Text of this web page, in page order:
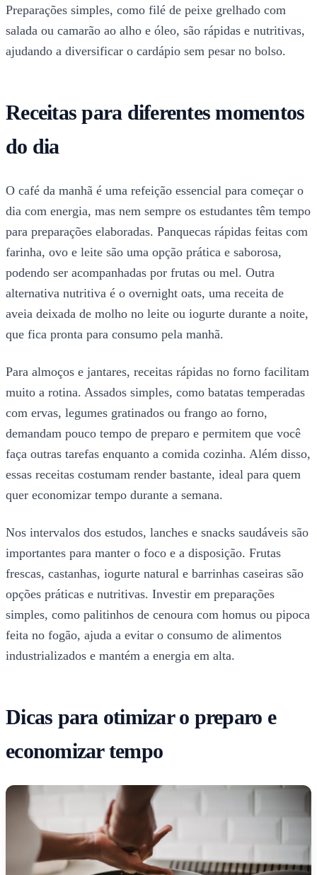
Preparações simples, como filé de peixe grelhado com
salada ou camarão ao alho e óleo, são rápidas e nutritivas,
ajudando a diversificar o cardápio sem pesar no bolso.
Receitas para diferentes momentos
do dia
O café da manhã é uma refeição essencial para começar o
dia com energia, mas nem sempre os estudantes têm tempo
para preparações elaboradas. Panquecas rápidas feitas com
farinha, ovo e leite são uma opção prática e saborosa,
podendo ser acompanhadas por frutas ou mel. Outra
alternativa nutritiva é o overnight oats, uma receita de
aveia deixada de molho no leite ou iogurte durante a noite,
que fica pronta para consumo pela manhã.
Para almoços e jantares, receitas rápidas no forno facilitam
muito a rotina. Assados simples, como batatas temperadas
com ervas, legumes gratinados ou frango ao forno,
demandam pouco tempo de preparo e permitem que você
faça outras tarefas enquanto a comida cozinha. Além disso,
essas receitas costumam render bastante, ideal para quem
quer economizar tempo durante a semana.
Nos intervalos dos estudos, lanches e snacks saudáveis são
importantes para manter o foco e a disposição. Frutas
frescas, castanhas, iogurte natural e barrinhas caseiras são
opções práticas e nutritivas. Investir em preparações
simples, como palitinhos de cenoura com homus ou pipoca
feita no fogão, ajuda a evitar o consumo de alimentos
industrializados e mantém a energia em alta.
Dicas para otimizar o preparo e
economizar tempo